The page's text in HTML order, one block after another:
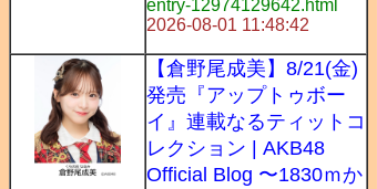
entry-12974129642.html
2026-08-01 11:48:42
【倉野尾成美】8/21(金)
発売『アップトゥボー
イ』連載なるティットコ
レクション | AKB48
Official Blog 〜1830ｍか